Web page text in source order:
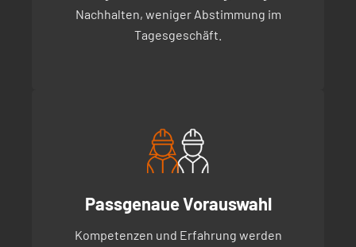
Nachhalten, weniger Abstimmung im
Tagesgeschäft.
Passgenaue Vorauswahl
Kompetenzen und Erfahrung werden